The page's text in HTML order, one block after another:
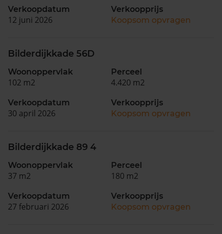
Verkoopdatum
12 juni 2026
Verkoopprijs
Koopsom opvragen
Bilderdijkkade 56D
Woonoppervlak
102 m2
Perceel
4.420 m2
Verkoopdatum
30 april 2026
Verkoopprijs
Koopsom opvragen
Bilderdijkkade 89 4
Woonoppervlak
37 m2
Perceel
180 m2
Verkoopdatum
27 februari 2026
Verkoopprijs
Koopsom opvragen